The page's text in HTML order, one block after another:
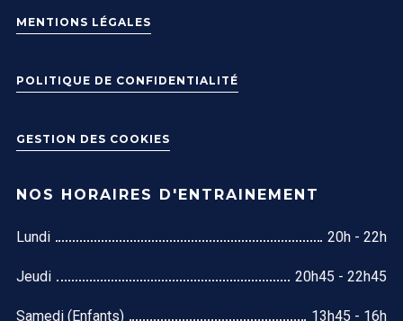
MENTIONS LÉGALES
POLITIQUE DE CONFIDENTIALITÉ
GESTION DES COOKIES
NOS HORAIRES D'ENTRAINEMENT
Lundi 20h - 22h
Jeudi 20h45 - 22h45
Samedi (Enfants) 13h45 - 16h